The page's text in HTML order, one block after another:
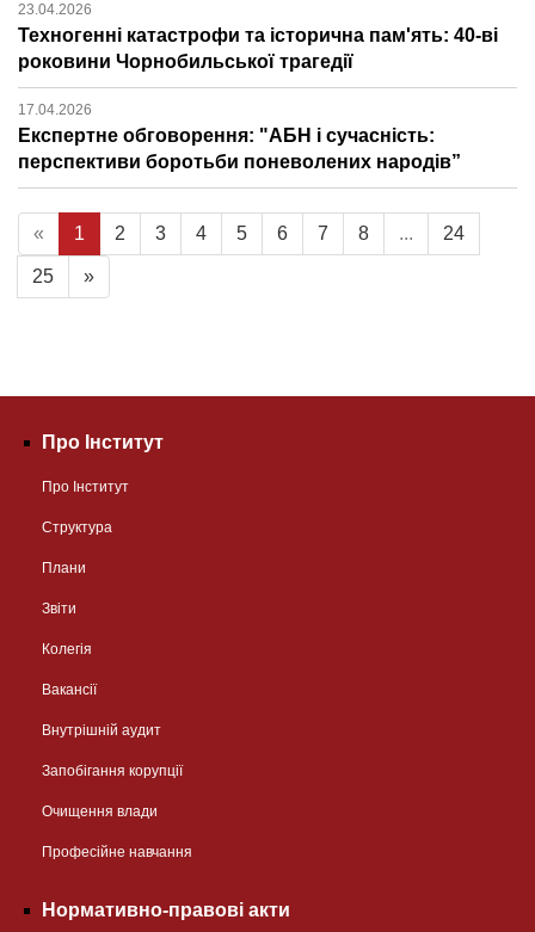
23.04.2026
Техногенні катастрофи та історична пам'ять: 40-ві
роковини Чорнобильської трагедії
17.04.2026
Експертне обговорення: "АБН і сучасність:
перспективи боротьби поневолених народів”
« 1 2 3 4 5 6 7 8 ... 24
25 »
Про Інститут
Про Інститут
Структура
Плани
Звіти
Колегія
Вакансії
Внутрішній аудит
Запобігання корупції
Очищення влади
Професійне навчання
Нормативно-правові акти